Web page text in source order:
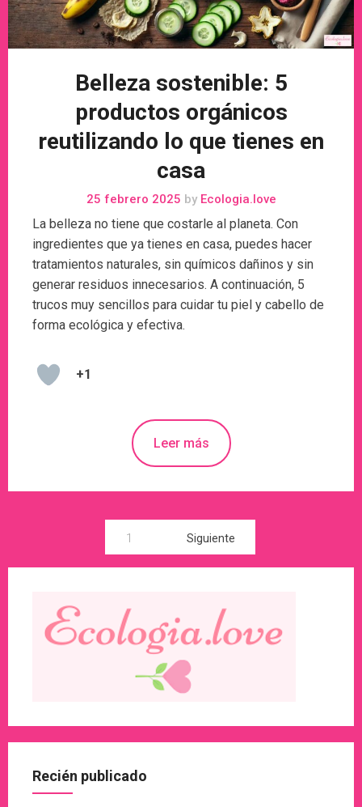
Belleza sostenible: 5
productos orgánicos
reutilizando lo que tienes en
casa
25 febrero 2025 byEcologia.love
La belleza no tiene que costarle al planeta. Con
ingredientes que ya tienes en casa, puedes hacer
tratamientos naturales, sin químicos dañinos y sin
generar residuos innecesarios. A continuación, 5
trucos muy sencillos para cuidar tu piel y cabello de
forma ecológica y efectiva.
+1
Leer más
de
1 Siguiente
Recién publicado